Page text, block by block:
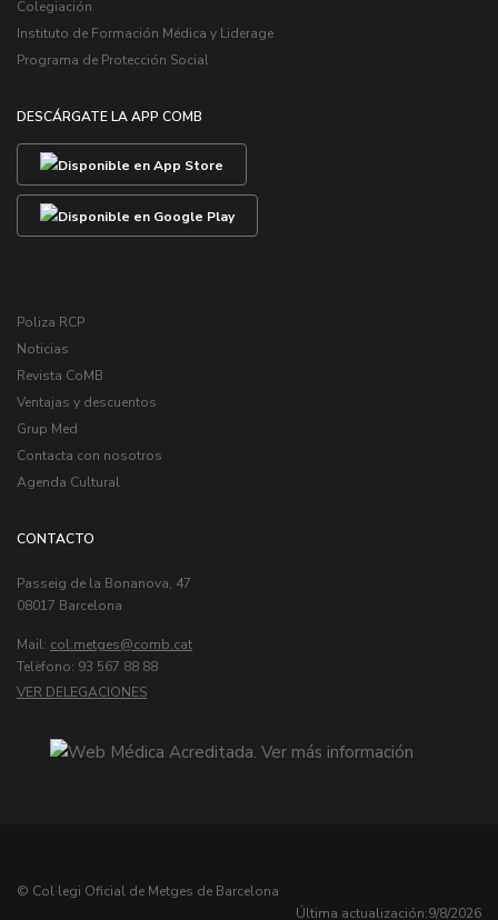
Colegiación
Instituto de Formación Médica y Liderage
Programa de Protección Social
DESCÁRGATE LA APP COMB
Poliza RCP
Noticias
Revista CoMB
Ventajas y descuentos
Grup Med
Contacta con nosotros
Agenda Cultural
CONTACTO
Passeig de la Bonanova, 47
08017 Barcelona
Mail: col.metges
Telèfono: 93 567 88 88
VER DELEGACIONES
© Col·legi Oficial de Metges de Barcelona
Última actualización:9/8/2026